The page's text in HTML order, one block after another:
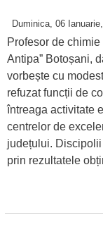
Duminica, 06
Profesor de
Antipa” Botoșani,
vorbește cu
refuzat funcții de
întreaga activitate
centrelor de
județului.
prin rezultatele